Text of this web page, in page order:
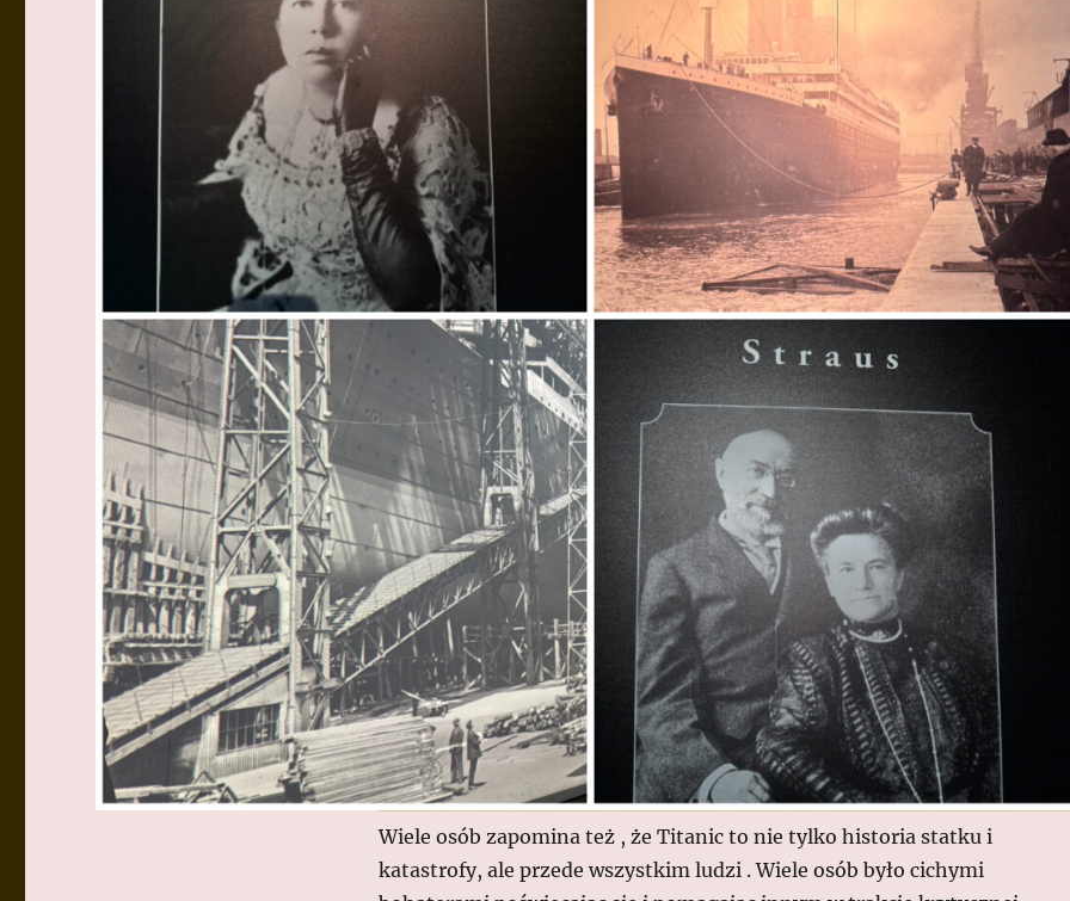
Wiele osób zapomina też , że Titanic to nie tylko historia statku i
katastrofy, ale przede wszystkim ludzi . Wiele osób było cichymi